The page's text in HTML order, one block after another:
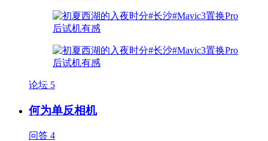
论坛 5
何为单反相机
问答 4